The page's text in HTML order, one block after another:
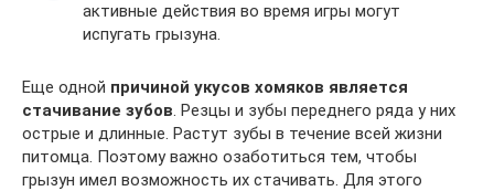
активные действия во время игры могут
испугать грызуна.
Еще одной причиной укусов хомяков является
стачивание зубов. Резцы и зубы переднего ряда у них
острые и длинные. Растут зубы в течение всей жизни
питомца. Поэтому важно озаботиться тем, чтобы
грызун имел возможность их стачивать. Для этого